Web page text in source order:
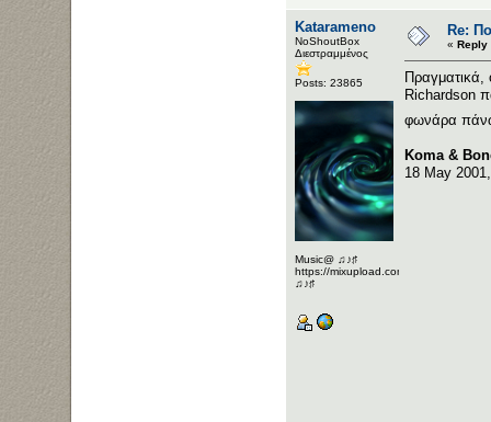
Katarameno
NoShoutBox
Διεστραμμένος
Posts: 23865
Music@ ♫♪♯
https://mixupload.com/u/Katarameno/
♫♪♯
Re:
« Reply
Richardson
φωνάρα
Koma &
18 May